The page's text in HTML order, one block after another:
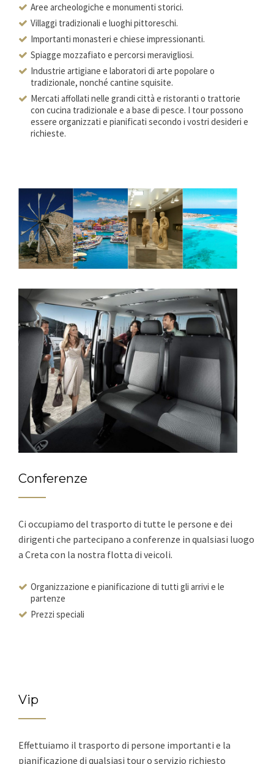
Aree archeologiche e monumenti storici.
Villaggi tradizionali e luoghi pittoreschi.
Importanti monasteri e chiese impressionanti.
Spiagge mozzafiato e percorsi meravigliosi.
Industrie artigiane e laboratori di arte popolare o
tradizionale, nonché cantine squisite.
Mercati affollati nelle grandi città e ristoranti o trattorie
con cucina tradizionale e a base di pesce. I tour possono
essere organizzati e pianificati secondo i vostri desideri e
richieste.
Conferenze
Ci occupiamo del trasporto di tutte le persone e dei
dirigenti che partecipano a conferenze in qualsiasi luogo
a Creta con la nostra flotta di veicoli.
Organizzazione e pianificazione di tutti gli arrivi e le
partenze
Prezzi speciali
Vip
Effettuiamo il trasporto di persone importanti e la
pianificazione di qualsiasi tour o servizio richiesto